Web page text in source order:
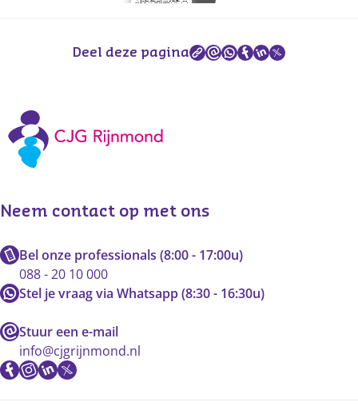
Deel deze pagina
Neem contact op met ons
Bel onze professionals (8:00 - 17:00u)
088 - 20 10 000
Stel je vraag via Whatsapp (8:30 - 16:30u)
Stuur een e-mail
info@cjgrijnmond.nl